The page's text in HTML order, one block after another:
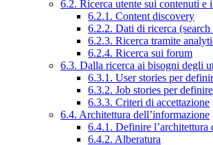
6.2. Ricerca utente sui contenuti e
6.2.1. Content discovery
6.2.2. Dati di ricerca
6.2.3. Ricerca tramite
6.2.4. Ricerca sui forum
6.3. Dalla ricerca ai bisogni degli
6.3.1. User stories per
6.3.2. Job stories per
6.3.3. Criteri di accettazione
6.4. Architettura dell’informazione
6.4.1. Definire l’architettura
6.4.2. Alberatura